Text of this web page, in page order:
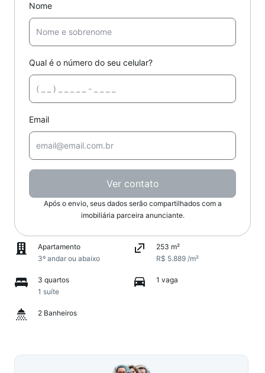
Nome
Qual é o número do seu celular?
Email
Ver contato
Após o envio, seus dados serão compartilhados com a
imobiliária parceira anunciante.
Apartamento
3º andar ou abaixo
253 m²
R$ 5.889 /m²
3 quartos
1 suíte
1 vaga
2 Banheiros